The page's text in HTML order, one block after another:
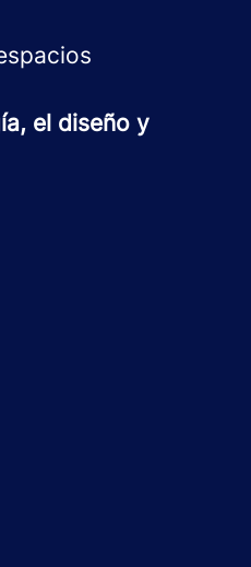
el diseño y